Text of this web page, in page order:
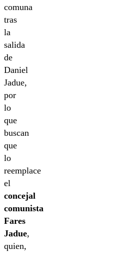
comuna
tras
la
salida
de
Daniel
Jadue,
por
lo
que
buscan
que
lo
reemplace
el
concejal
comunista
Fares
Jadue,
quien,